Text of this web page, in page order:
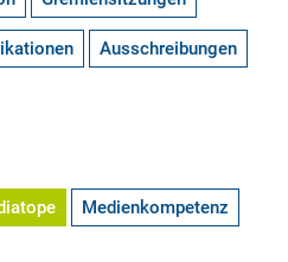
Ausschreibungen
Medienkompetenz